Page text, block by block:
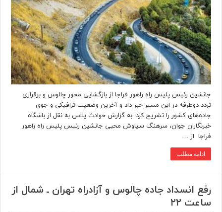
جانشین رئیس پلیس راه راهور فراجا از بازگشایی محور چالوس و برقراری
تردد دوطرفه در این مسیر خبر داد و آخرین وضعیت ترافیکی و جوی
جاده‌های کشور را تشریح کرد. به گزارش حوادث پلاس به نقل از باشگاه
خبرنگاران جوان، سرهنگ سیاوش محبی جانشین رئیس پلیس راه راهور
فراجا از …
ادامه مطلب
رفع انسداد جاده چالوس و آزادراه تهران ـ شمال از
ساعت ۲۲